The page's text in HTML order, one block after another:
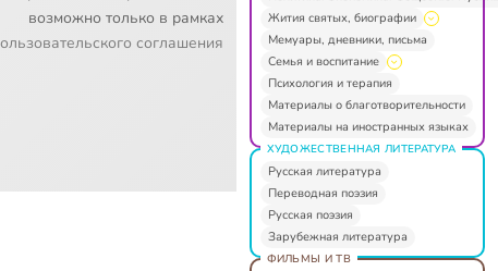
возможно только в рамках
соглашения
Жития святых, биографии
Мемуары, дневники, письма
Семья и воспитание
Психология и терапия
Материалы о благотворительности
Материалы на иностранных языках
ХУДОЖЕСТВЕННАЯ ЛИТЕРАТУРА
Русская литература
Переводная поэзия
Русская поэзия
Зарубежная литература
ФИЛЬМЫ И ТВ